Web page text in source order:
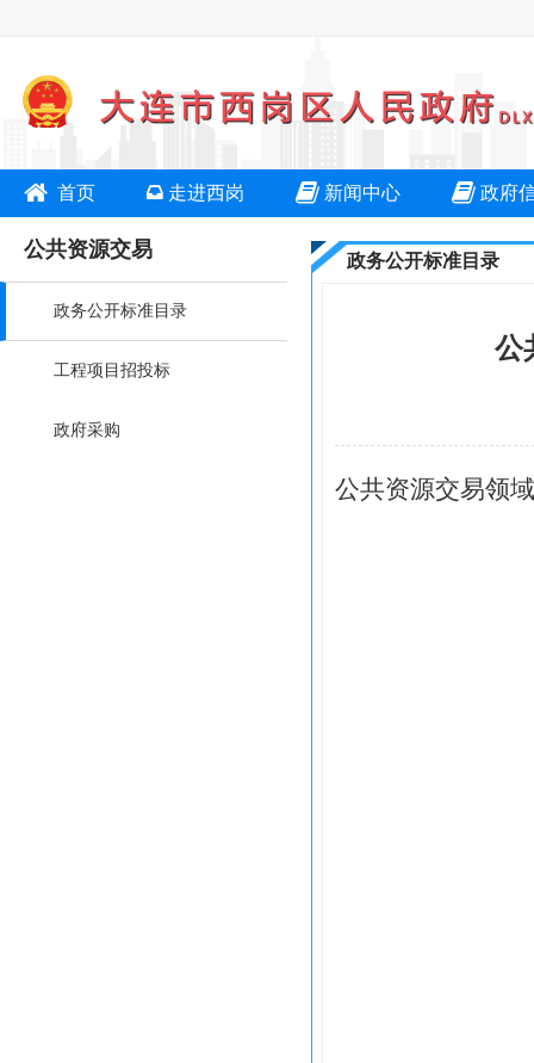
首页 走进西岗 新闻中心 政府
公共资源交易
政务公开标准目录
工程项目招投标
政府采购
政务公开标准目录
公
公共资源交易领